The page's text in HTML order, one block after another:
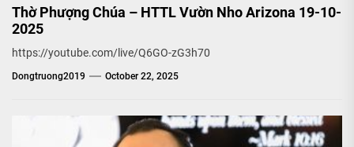
Thờ Phượng Chúa – HTTL Vườn Nho Arizona 19-10-
2025
https://youtube.com/live/Q6GO-zG3h70
Dongtruong2019 October 22, 2025